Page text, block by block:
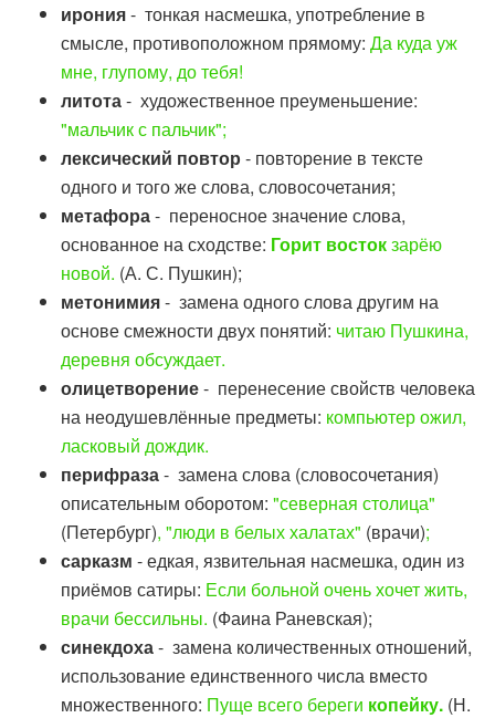
ирония- тонкая насмешка, употребление в
смысле, противоположном прямому: Да куда уж
мне, глупому, до тебя!
литота- художественное преуменьшение:
"мальчик с пальчик";
лексический повтор - повторение в тексте
одного и того же слова, словосочетания;
метафора- переносное значение слова,
основанное на сходстве: Горит востокзарёю
новой. (А. С. Пушкин);
метонимия- замена одного слова другим на
основе смежности двух понятий: читаю Пушкина,
деревня обсуждает.
олицетворение- перенесение свойств человека
на неодушевлённые предметы: компьютер ожил,
ласковый дождик.
перифраза- замена слова (словосочетания)
описательным оборотом: "северная столица"
(Петербург), "люди в белых халатах" (врачи);
сарказм - едкая, язвительная насмешка, один из
приёмов сатиры: Если больной очень хочет жить,
врачи бессильны. (Фаина Раневская);
синекдоха- замена количественных отношений,
использование единственного числа вместо
множественного: Пуще всего береги копейку. (Н.